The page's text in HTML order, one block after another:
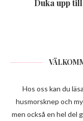
Duka upp
Hos oss kan du
husmorsknep och
men också en hel del